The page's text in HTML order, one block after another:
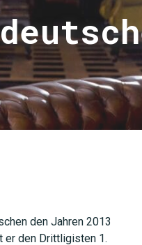
den Jahren 2013
er den Drittligisten 1.